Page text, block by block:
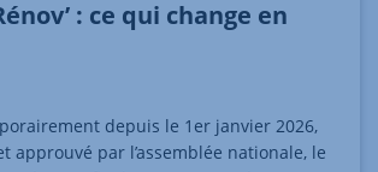
: ce qui change en
depuis le 1er janvier 2026,
approuvé par l’assemblée nationale, le